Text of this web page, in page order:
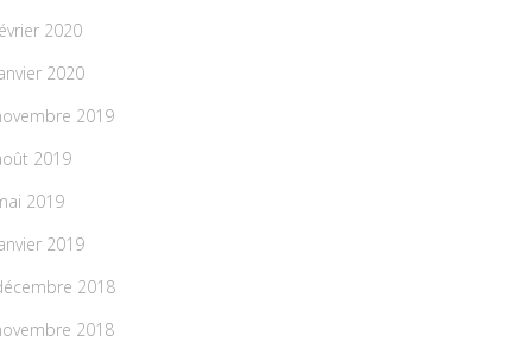
2020
2020
2019
2019
2019
2019
2018
2018